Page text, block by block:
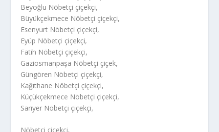
Beyoğlu Nöbetçi çiçekçi,
Büyükçekmece Nöbetçi çiçekçi,
Esenyurt Nöbetçi çiçekçi,
Eyüp Nöbetçi çiçekçi,
Fatih Nöbetçi çiçekçi,
Gaziosmanpaşa Nöbetçi çiçek,
Güngören Nöbetçi çiçekçi,
Kağıthane Nöbetçi çiçekçi,
Küçükçekmece Nöbetçi çiçekçi,
Sarıyer Nöbetçi çiçekçi,
Nöbetçi çiçekçi,